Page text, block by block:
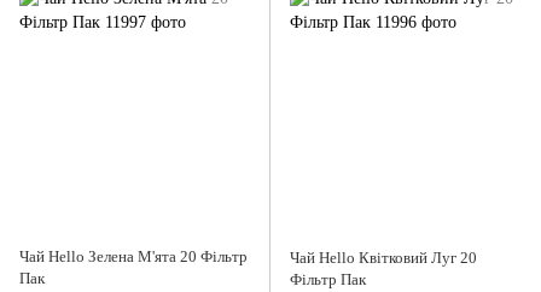
Чай Hello Зелена М'ята 20 Фільтр
Пак
Чай Hello Квітковий Луг 20
Фільтр Пак